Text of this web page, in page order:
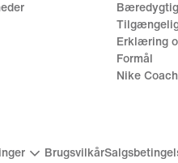
Erklæring
Formål
Nike
Brugsvilkår